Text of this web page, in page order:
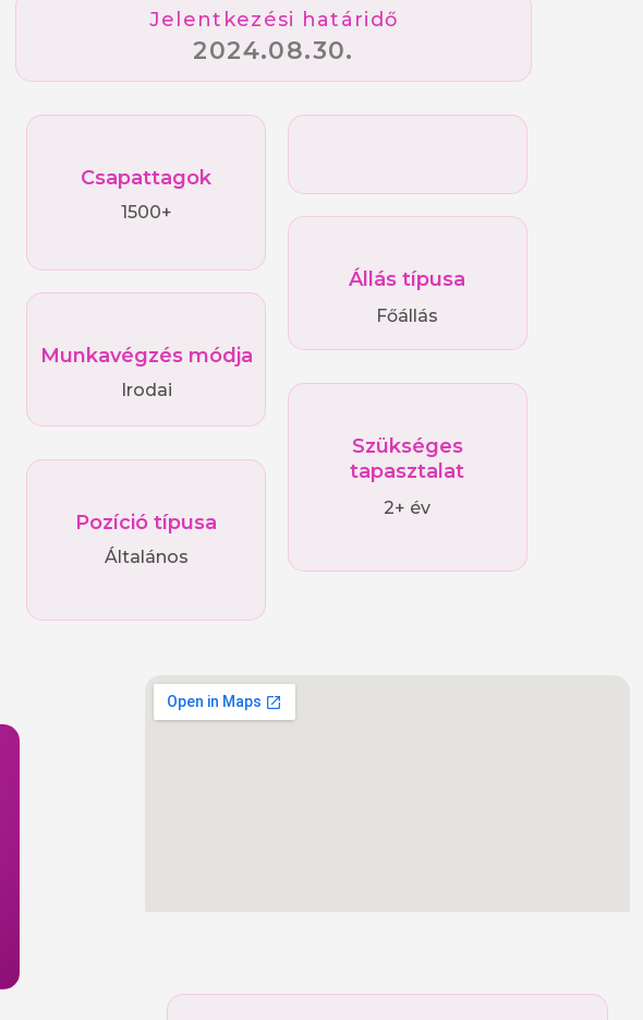
Jelentkezési határidő
2024.08.30.
Csapattagok
1500+
Munkavégzés módja
Irodai
Pozíció típusa
Általános
Állás típusa
Főállás
Szükséges
tapasztalat
2+ év